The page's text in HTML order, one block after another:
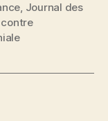
de
« l’Etoile
N.
, Journal des